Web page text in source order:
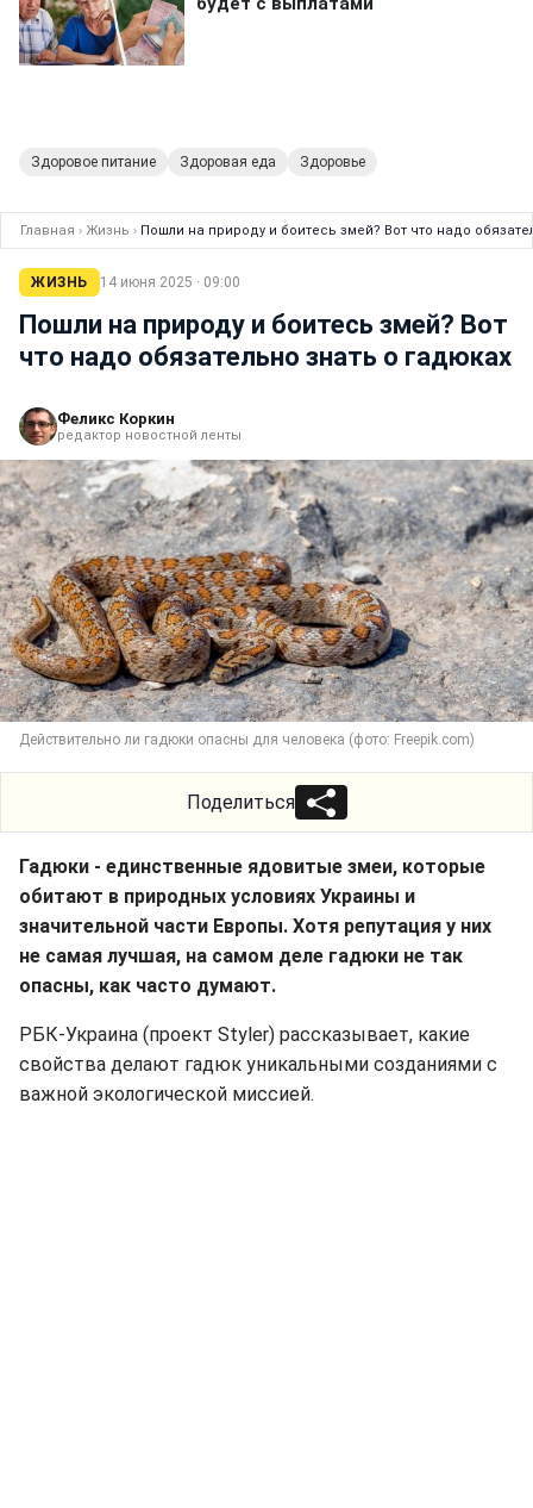
Здоровое питание Здоровая еда Здоровье
Главная › Жизнь › Пошли на природу и боитесь змей? Вот что надо
ЖИЗНЬ 14 июня 2025 · 09:00
Пошли на природу и боитесь змей? Вот
что надо обязательно знать о гадюках
Феликс Коркин
редактор новостной ленты
Действительно ли гадюки опасны для человека (фото: Freepik.com)
Поделиться
Гадюки - единственные ядовитые змеи, которые
обитают в природных условиях Украины и
значительной части Европы. Хотя репутация у них
не самая лучшая, на самом деле гадюки не так
опасны, как часто думают.
РБК-Украина (проект Styler) рассказывает, какие
свойства делают гадюк уникальными созданиями с
важной экологической миссией.